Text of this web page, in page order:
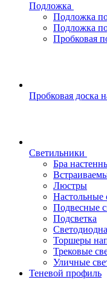
Подложка
Подложка
Подложка
Пробковая
Пробковая доска
Светильники
Бра
Люстры
Настольные
Подвесные
Подсветка
Торшеры
Трековые
Уличные
Теневой профиль